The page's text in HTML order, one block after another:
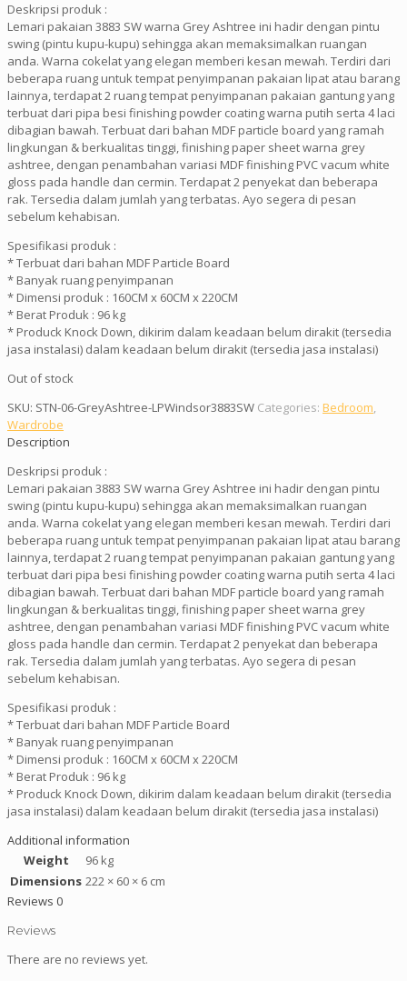
Deskripsi produk :
Lemari pakaian 3883 SW warna Grey Ashtree ini hadir dengan pintu
swing (pintu kupu-kupu) sehingga akan memaksimalkan ruangan
anda. Warna cokelat yang elegan memberi kesan mewah. Terdiri dari
beberapa ruang untuk tempat penyimpanan pakaian lipat atau barang
lainnya, terdapat 2 ruang tempat penyimpanan pakaian gantung yang
terbuat dari pipa besi finishing powder coating warna putih serta 4 laci
dibagian bawah. Terbuat dari bahan MDF particle board yang ramah
lingkungan & berkualitas tinggi, finishing paper sheet warna grey
ashtree, dengan penambahan variasi MDF finishing PVC vacum white
gloss pada handle dan cermin. Terdapat 2 penyekat dan beberapa
rak. Tersedia dalam jumlah yang terbatas. Ayo segera di pesan
sebelum kehabisan.
Spesifikasi produk :
* Terbuat dari bahan MDF Particle Board
* Banyak ruang penyimpanan
* Dimensi produk : 160CM x 60CM x 220CM
* Berat Produk : 96 kg
* Produck Knock Down, dikirim dalam keadaan belum dirakit (tersedia
jasa instalasi) dalam keadaan belum dirakit (tersedia jasa instalasi)
Out of stock
SKU: STN-06-GreyAshtree-LPWindsor3883SW Categories: Bedroom,
Wardrobe
Description
Deskripsi produk :
Lemari pakaian 3883 SW warna Grey Ashtree ini hadir dengan pintu
swing (pintu kupu-kupu) sehingga akan memaksimalkan ruangan
anda. Warna cokelat yang elegan memberi kesan mewah. Terdiri dari
beberapa ruang untuk tempat penyimpanan pakaian lipat atau barang
lainnya, terdapat 2 ruang tempat penyimpanan pakaian gantung yang
terbuat dari pipa besi finishing powder coating warna putih serta 4 laci
dibagian bawah. Terbuat dari bahan MDF particle board yang ramah
lingkungan & berkualitas tinggi, finishing paper sheet warna grey
ashtree, dengan penambahan variasi MDF finishing PVC vacum white
gloss pada handle dan cermin. Terdapat 2 penyekat dan beberapa
rak. Tersedia dalam jumlah yang terbatas. Ayo segera di pesan
sebelum kehabisan.
Spesifikasi produk :
* Terbuat dari bahan MDF Particle Board
* Banyak ruang penyimpanan
* Dimensi produk : 160CM x 60CM x 220CM
* Berat Produk : 96 kg
* Produck Knock Down, dikirim dalam keadaan belum dirakit (tersedia
jasa instalasi) dalam keadaan belum dirakit (tersedia jasa instalasi)
Additional information
Weight
96 kg
Dimensions 222 × 60 × 6 cm
Reviews 0
Reviews
There are no reviews yet.